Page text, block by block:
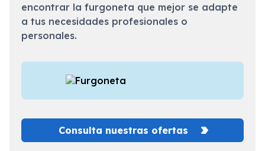
encontrar la furgoneta que mejor se adapte
a tus necesidades profesionales o
personales.
Consulta nuestras ofertas